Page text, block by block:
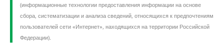
(информационные технологии предоставления информации на основе
сбора, систематизации и анализа сведений, относящихся к предпочтениям
пользователей сети «Интернет», находящихся на территории Российской
Федерации).